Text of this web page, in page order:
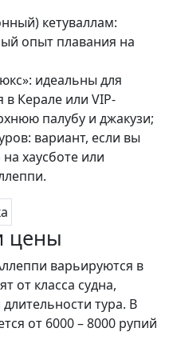
кетуваллам:
опыт плавания на
идеальны для
в Керале или VIP-
палубу и джакузи;
вариант, если вы
хаусботе или
цены
варьируются в
от класса судна,
тура. В
от 6000 – 8000 рупий